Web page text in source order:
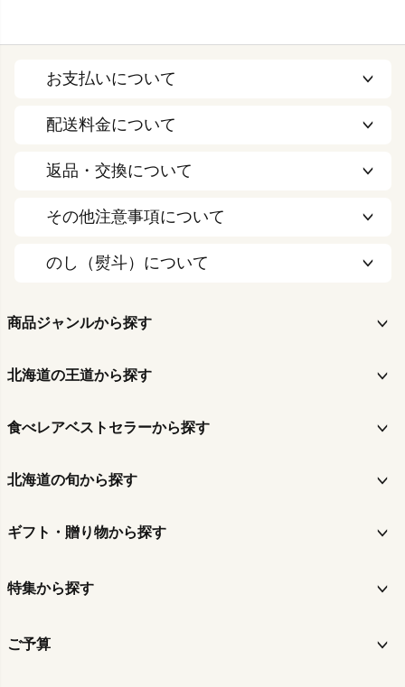
お支払いについて
配送料金について
返品・交換について
その他注意事項について
のし（熨斗）について
商品ジャンルから探す
北海道の王道から探す
食べレアベストセラーから探す
北海道の旬から探す
ギフト・贈り物から探す
特集から探す
ご予算